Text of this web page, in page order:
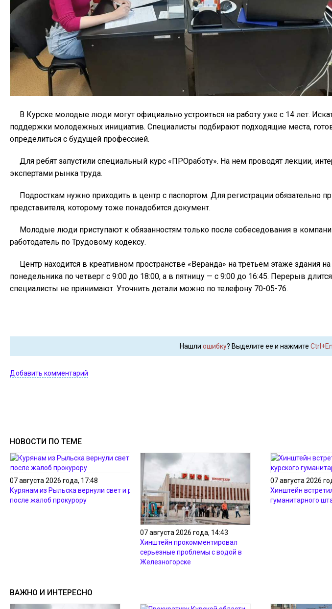
В Курске молодые люди могут официально устроиться на работу уже с 14 лет.
поддержки молодежных инициатив. Специалисты подбирают подходящие места,
определиться с будущей профессией.
Для ребят запустили специальный курс «ПРОработу». На нем проводят лекции,
экспертами рынка труда.
Подросткам нужно приходить в центр с паспортом. Для регистрации обязательно
представителя, которому тоже понадобится документ.
Молодые люди приступают к обязанностям только после собеседования в
работодатель по Трудовому кодексу.
Центр находится в креативном пространстве «Веранда» на третьем этаже здания
понедельника по четверг с 9:00 до 18:00, а в пятницу — с 9:00 до 16:45. Перерыв
специалисты не принимают. Уточнить детали можно по телефону 70-05-76.
Нашли ошибку? Выделите ее и нажмите
Добавить комментарий
НОВОСТИ ПО ТЕМЕ
07 августа 2026 года, 17:48
Курянам из Рыльска вернули свет и разметку
после жалоб прокурору
07 августа 2026 года, 14:43
Хинштейн прокомментировал
серьезные проблемы с водой в
Железногорске
07 августа 2026
Хинштейн
гуманитарного
ВАЖНО И ИНТЕРЕСНО